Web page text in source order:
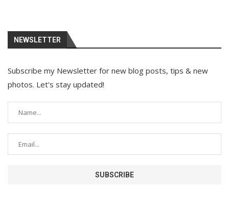
NEWSLETTER
Subscribe my Newsletter for new blog posts, tips & new
photos. Let's stay updated!